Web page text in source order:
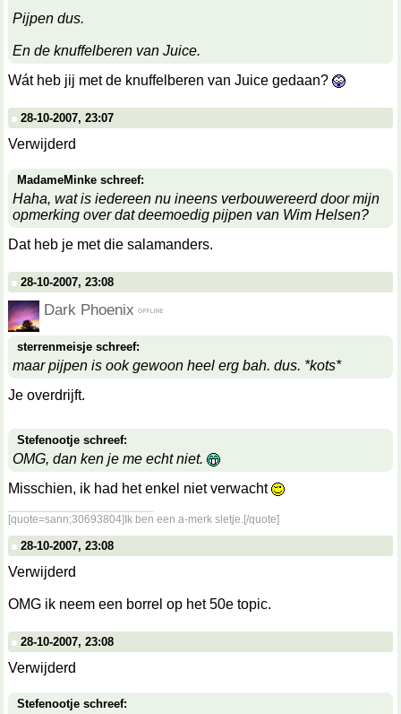
Pijpen dus.
En de knuffelberen van Juice.
Wát heb jij met de knuffelberen van Juice gedaan?
28-10-2007, 23:07
Verwijderd
MadameMinke schreef:
Haha, wat is iedereen nu ineens verbouwereerd door mijn
opmerking over dat deemoedig pijpen van Wim Helsen?
Dat heb je met die salamanders.
28-10-2007, 23:08
Dark Phoenix
sterrenmeisje schreef:
maar pijpen is ook gewoon heel erg bah. dus. *kots*
Je overdrijft.
Stefenootje schreef:
OMG, dan ken je me echt niet.
Misschien, ik had het enkel niet verwacht
[quote=sann;30693804]Ik ben een a-merk sletje.[/quote]
28-10-2007, 23:08
Verwijderd
OMG ik neem een borrel op het 50e topic.
28-10-2007, 23:08
Verwijderd
Stefenootje schreef: